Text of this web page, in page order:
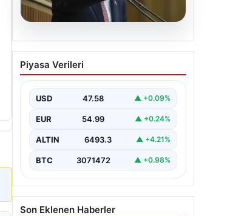
Kılıçdaroğlu: Hesap
sormaktan da vermekten
Piyasa Verileri
USD 47.58 ▲ +0.09%
EUR 54.99 ▲ +0.24%
ALTIN 6493.3 ▲ +4.21%
BTC 3071472 ▲ +0.98%
Son Eklenen Haberler